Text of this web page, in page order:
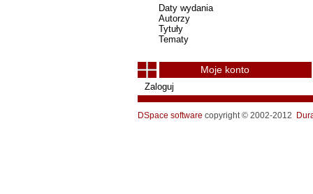
Daty wydania
Autorzy
Tytuły
Tematy
Moje konto
Zaloguj
DSpace software copyright © 2002-2012